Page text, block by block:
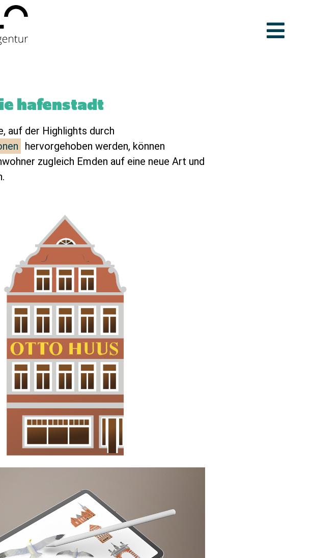
hafenstadt
auf der Highlights durch
hervorgehoben werden, können
zugleich Emden auf eine neue Art und